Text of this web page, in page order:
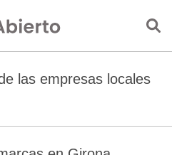
las empresas locales